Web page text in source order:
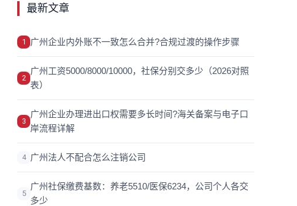
最新文章
1 广州企业内外账不一致怎么合并?合规过渡的操作步骤
2
广州工资5000/8000/10000，社保分别交多少（2026对照
表）
3
广州企业办理进出口权需要多长时间?海关备案与电子口
岸流程详解
4 广州法人不配合怎么注销公司
5
广州社保缴费基数：养老5510/医保6234，公司个人各交
多少